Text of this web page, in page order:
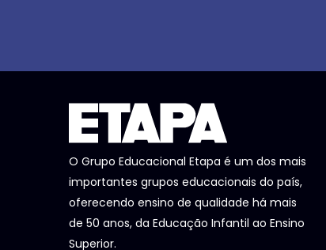
O Grupo Educacional Etapa é um dos mais
importantes grupos educacionais do país,
oferecendo ensino de qualidade há mais
de 50 anos, da Educação Infantil ao Ensino
Superior.